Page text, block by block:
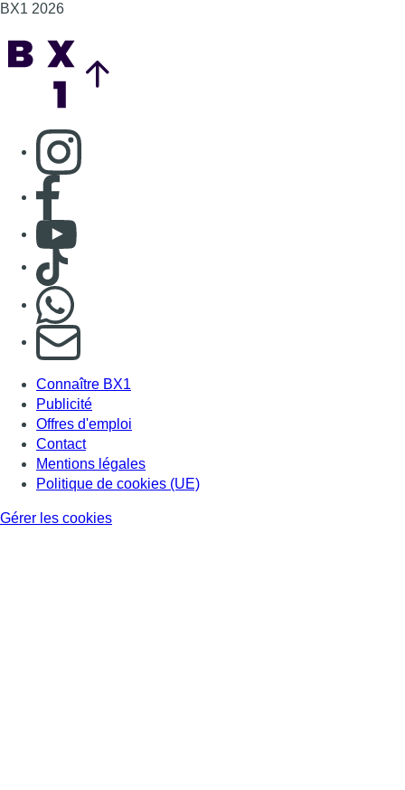
BX1 2026
Consulter page Instagram
Consulter page Facebook
Consulter Youtube
Consulter TikTok
S'abonner à notre newsletter
Connaître BX1
Publicité
Offres d'emploi
Contact
Mentions légales
Politique de cookies (UE)
Gérer les cookies